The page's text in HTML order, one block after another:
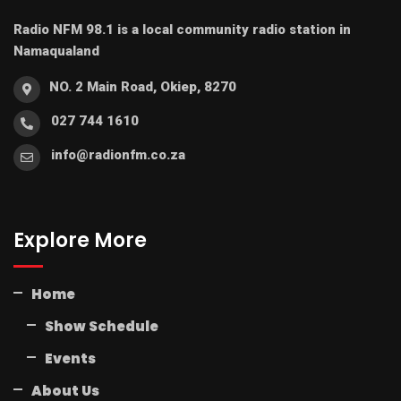
Radio NFM 98.1 is a local community radio station in
Namaqualand
NO. 2 Main Road, Okiep, 8270
027 744 1610
info@radionfm.co.za
Explore More
Home
Show Schedule
Events
About Us